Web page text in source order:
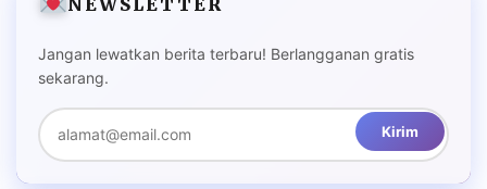
NEWSLETTER
Jangan lewatkan berita terbaru! Berlangganan gratis
sekarang.
Kirim